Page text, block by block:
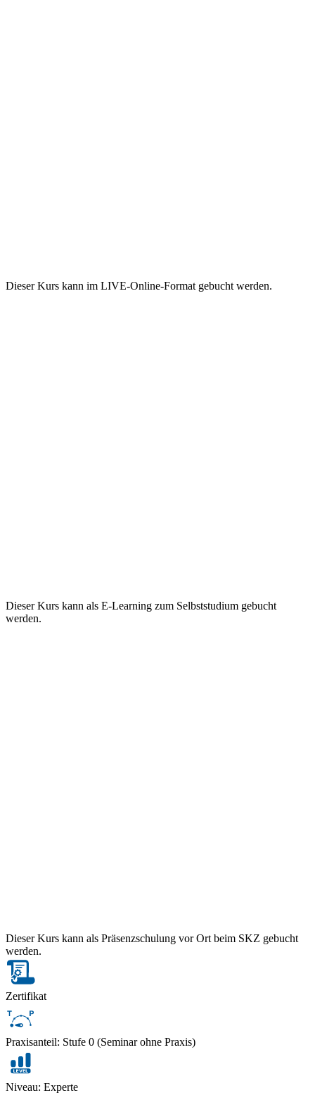
Dieser Kurs kann im LIVE-Online-Format gebucht werden.
Dieser Kurs kann als E-Learning zum Selbststudium gebucht
werden.
Dieser Kurs kann als Präsenzschulung vor Ort beim SKZ gebucht
werden.
Zertifikat
Praxisanteil: Stufe 0 (Seminar ohne Praxis)
Niveau: Experte